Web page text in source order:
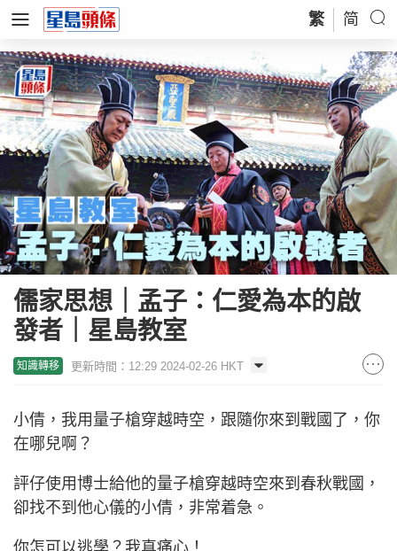
繁 简
儒家思想｜孟子：仁愛為本的啟
發者｜星島教室
知識轉移 更新時間：12:29 2024-02-26 HKT
小倩，我用量子槍穿越時空，跟隨你來到戰國了，你
在哪兒啊？
評仔使用博士給他的量子槍穿越時空來到春秋戰國，
卻找不到他心儀的小倩，非常着急。
你怎可以逃學？我真痛心！